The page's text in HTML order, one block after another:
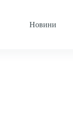
Новини